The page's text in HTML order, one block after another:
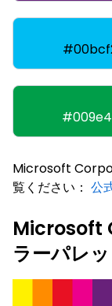
Microsoft
覧ください： 公
Microsoft
ラーパレッ